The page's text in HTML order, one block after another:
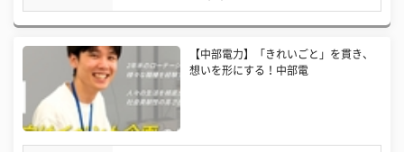
【中部電力】「きれいごと」を貫き、
想いを形にする！中部電